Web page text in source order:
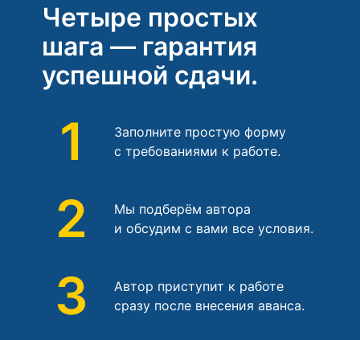
Четыре простых
шага — гарантия
успешной сдачи.
1
Заполните простую форму
с требованиями к работе.
2
Мы подберём автора
и обсудим с вами все условия.
3
Автор приступит к работе
сразу после внесения аванса.